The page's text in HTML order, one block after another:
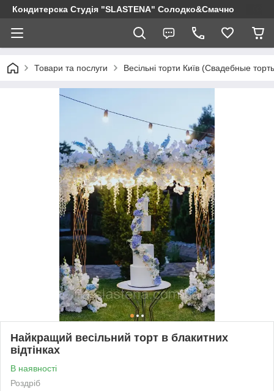
Кондитерска Студія "SLASTENA" Солодко&Смачно
Товари та послуги Весільні торти Київ (Свадебные
Найкращий весільний торт в блакитних
відтінках
В наявності
Роздріб